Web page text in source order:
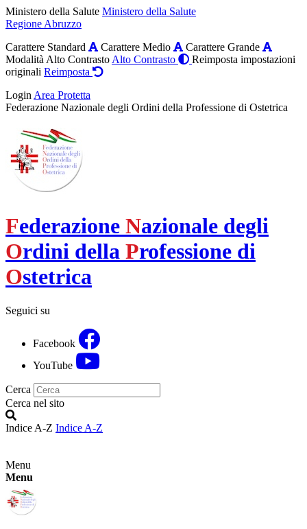
Ministero della Salute Ministero della Salute
Regione Abruzzo
Carattere Standard
Carattere Medio
Carattere Grande
Modalità Alto Contrasto Alto Contrasto
Reimposta impostazioni
originali Reimposta
Login Area Protetta
Federazione Nazionale degli Ordini della Professione di Ostetrica
Federazione Nazionale degli
Ordini della Professione di
Ostetrica
Seguici su
Facebook
YouTube
Cerca
Cerca nel sito
Indice A-Z Indice A-Z
Menu
Menu